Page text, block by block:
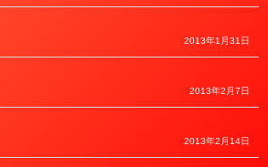
2013年1月31日
2013年2月7日
2013年2月14日